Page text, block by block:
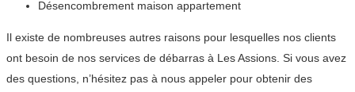
Désencombrement maison appartement
Il existe de nombreuses autres raisons pour lesquelles nos clients
ont besoin de nos services de débarras à Les Assions. Si vous avez
des questions, n’hésitez pas à nous appeler pour obtenir des